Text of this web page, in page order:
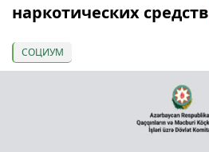
наркотических средств
СОЦИУМ